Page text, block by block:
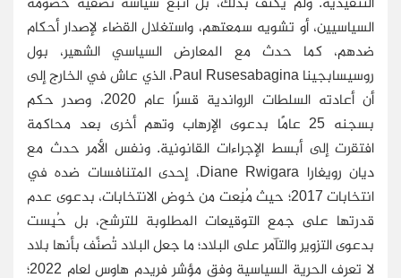
السياسيين، أو تشويه سمعتهم، واستغلال القضاء لإصدار أحكام
ضدهم، كما حدث مع المعارض السياسي الشهير، بول
روسيسابجينا Paul Rusesabagina، الذي عاش في الخارج إلى
أن أعادته السلطات الرواندية قسرًا عام 2020، وصدر حكم
بسجنه 25 عامًا بدعوى الإرهاب وتهم أخرى بعد محاكمة
افتقرت إلى أبسط الإجراءات القانونية. ونفس الأمر حدث مع
ديان رويغارا Diane Rwigara، إحدى المتنافسات ضده في
انتخابات 2017؛ حيث مُنِعت من خوض الانتخابات، بدعوى عدم
قدرتها على جمع التوقيعات المطلوبة للترشح، بل حُبِست
بدعوى التزوير والتآمر على البلاد؛ ما جعل البلاد تُصنَّف بأنها بلاد
لا تعرف الحرية السياسية وفق مؤشر فريدم هاوس لعام 2022؛